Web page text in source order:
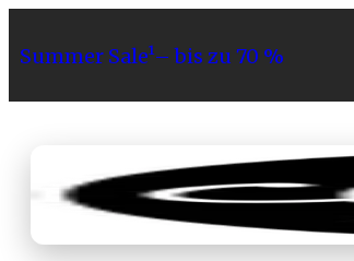
Summer Sale¹– bis zu 70 %
Sortiment